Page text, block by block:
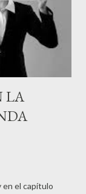
LA
en el capítulo